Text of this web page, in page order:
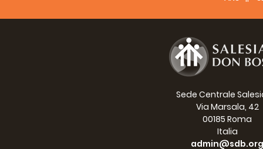
bajo
La
En
Sede Centrale
Via Marsala, 42
00185 Roma
Italia
admin@sdb.org